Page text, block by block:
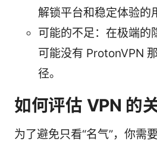
解锁平台和稳定体验的
可能的不足：在极端的
可能没有 ProtonVPN
径。
如何评估 VPN 的
为了避免只看“名气”，你需